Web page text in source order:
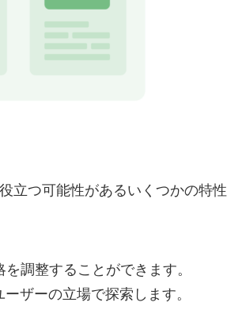
立つ可能性があるいくつかの特性
調整することができます。
ザーの立場で探索します。